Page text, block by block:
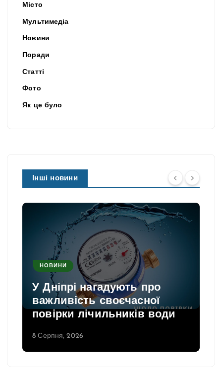
Місто
Мультимедіа
Новини
Поради
Статті
Фото
Як це було
Інші новини
НОВИНИ
У Дніпрі нагадують про
важливість своєчасної
повірки лічильників води
8 Серпня, 2026